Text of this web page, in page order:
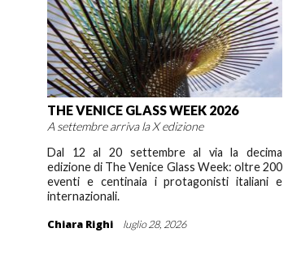
THE VENICE GLASS WEEK 2026
A settembre arriva la X edizione
Dal 12 al 20 settembre al via la decima
edizione di The Venice Glass Week: oltre 200
eventi e centinaia i protagonisti italiani e
internazionali.
Chiara Righi luglio 28, 2026